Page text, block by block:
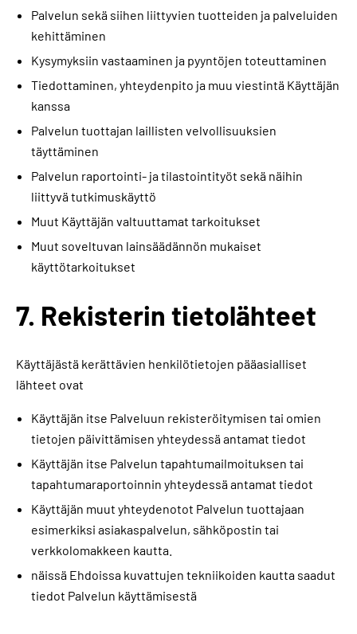
Palvelun sekä siihen liittyvien tuotteiden ja palveluiden
kehittäminen
Kysymyksiin vastaaminen ja pyyntöjen toteuttaminen
Tiedottaminen, yhteydenpito ja muu viestintä Käyttäjän
kanssa
Palvelun tuottajan laillisten velvollisuuksien
täyttäminen
Palvelun raportointi- ja tilastointityöt sekä näihin
liittyvä tutkimuskäyttö
Muut Käyttäjän valtuuttamat tarkoitukset
Muut soveltuvan lainsäädännön mukaiset
käyttötarkoitukset
7. Rekisterin tietolähteet
Käyttäjästä kerättävien henkilötietojen pääasialliset
lähteet ovat
Käyttäjän itse Palveluun rekisteröitymisen tai omien
tietojen päivittämisen yhteydessä antamat tiedot
Käyttäjän itse Palvelun tapahtumailmoituksen tai
tapahtumaraportoinnin yhteydessä antamat tiedot
Käyttäjän muut yhteydenotot Palvelun tuottajaan
esimerkiksi asiakaspalvelun, sähköpostin tai
verkkolomakkeen kautta.
näissä Ehdoissa kuvattujen tekniikoiden kautta saadut
tiedot Palvelun käyttämisestä